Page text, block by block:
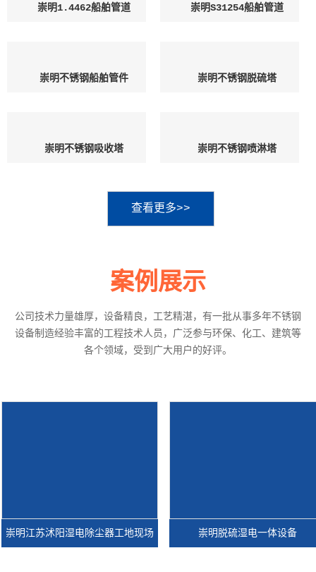
崇明1.4462船舶管道 崇明S31254船舶管道
崇明不锈钢船舶管件 崇明不锈钢脱硫塔
崇明不锈钢吸收塔 崇明不锈钢喷淋塔
查看更多>>
案例展示
公司技术力量雄厚，设备精良，工艺精湛，有一批从事多年不锈钢
设备制造经验丰富的工程技术人员，广泛参与环保、化工、建筑等
各个领域，受到广大用户的好评。
江苏沭阳湿电除尘器工地现场 崇明脱硫湿电一体设备